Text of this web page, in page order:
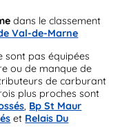
dans le classement
Val-de-Marne
sont pas équipées
ou de manque de
de carburant
plus proches sont
, Bp St Maur
et Relais Du